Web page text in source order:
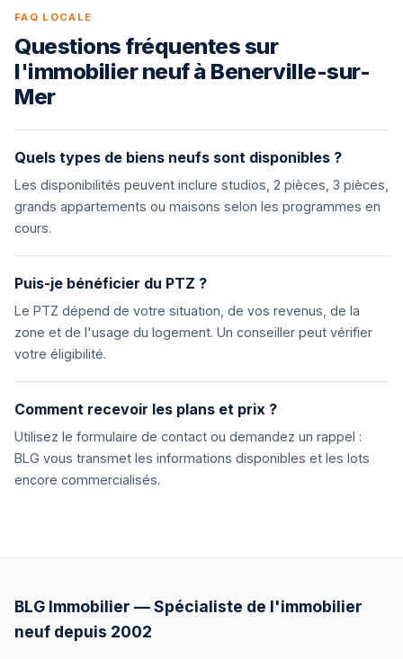
FAQ LOCALE
Questions fréquentes sur
l'immobilier neuf à Benerville-sur-
Mer
Quels types de biens neufs sont disponibles ?
Les disponibilités peuvent inclure studios, 2 pièces, 3 pièces,
grands appartements ou maisons selon les programmes en
cours.
Puis-je bénéficier du PTZ ?
Le PTZ dépend de votre situation, de vos revenus, de la
zone et de l'usage du logement. Un conseiller peut vérifier
votre éligibilité.
Comment recevoir les plans et prix ?
Utilisez le formulaire de contact ou demandez un rappel :
BLG vous transmet les informations disponibles et les lots
encore commercialisés.
BLG Immobilier — Spécialiste de l'immobilier
neuf depuis 2002